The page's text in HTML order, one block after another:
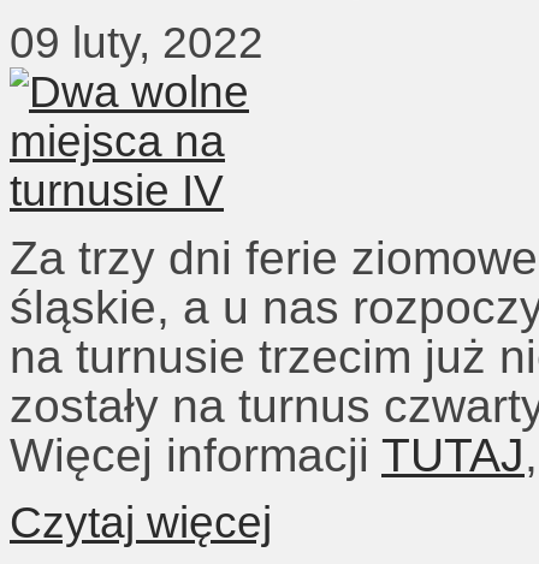
09 luty, 2022
Za trzy dni ferie
śląskie, a u nas
na turnusie trzecim już
zostały na turnus
Więcej informacji TUTAJ
Czytaj więcej